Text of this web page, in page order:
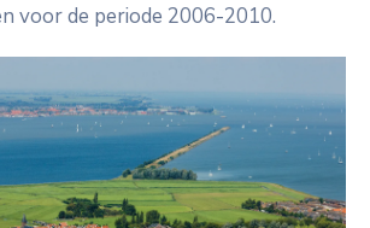
voor de periode 2006-2010.